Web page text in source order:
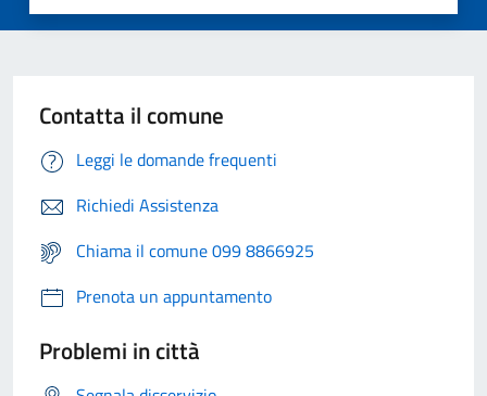
Contatta il comune
Leggi le domande frequenti
Richiedi Assistenza
Chiama il comune 099 8866925
Prenota un appuntamento
Problemi in città